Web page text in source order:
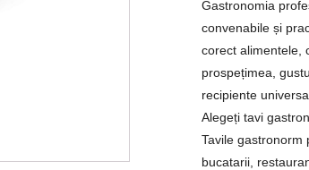
Gastronomia
convenabile și
corect alimentele,
prospețimea,
recipiente
Alegeți tavi
Tavile gastronorm
bucatarii,